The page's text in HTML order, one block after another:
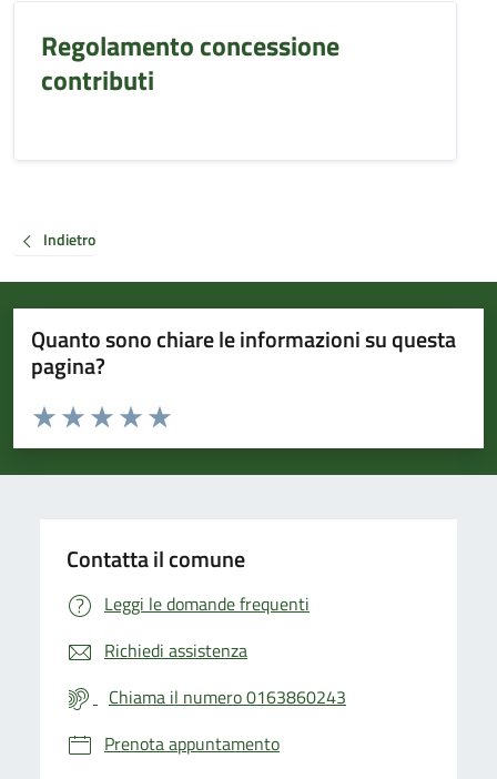
Regolamento concessione
contributi
Indietro
Quanto sono chiare le informazioni su questa
pagina?
Valuta da 1 a 5 stelle la pagina
Valuta 5 stelle su 5
Valuta 4 stelle su 5
Valuta 3 stelle su 5
Valuta 2 stelle su 5
Valuta 1 stelle su 5
Contatta il comune
Leggi le domande frequenti
Richiedi assistenza
Chiama il numero 0163860243
Prenota appuntamento